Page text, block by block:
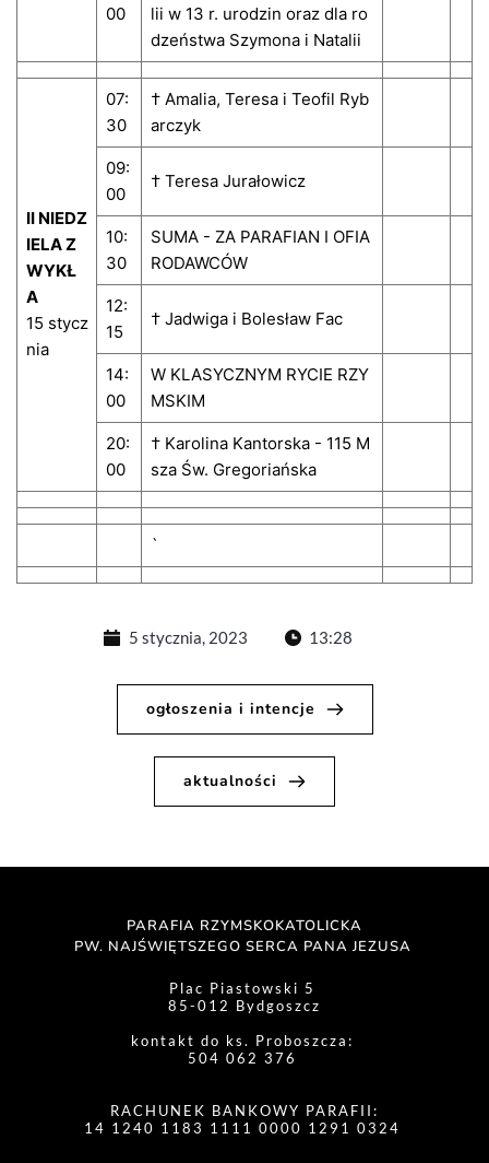
00
lii w 13 r. urodzin oraz dla ro
dzeństwa Szymona i Natalii
II NIEDZ
IELA Z
WYKŁ
A
15 stycz
nia
07:
30
† Amalia, Teresa i Teofil Ryb
arczyk
09:
00
† Teresa Jurałowicz
10:
30
SUMA - ZA PARAFIAN I OFIA
RODAWCÓW
12:
15
† Jadwiga i Bolesław Fac
14:
00
W KLASYCZNYM RYCIE RZY
MSKIM
20:
00
† Karolina Kantorska - 115 M
sza Św. Gregoriańska
`
5 stycznia, 2023 13:28
ogłoszenia i intencje
aktualności
PARAFIA RZYMSKOKATOLICKA
PW. NAJŚWIĘTSZEGO SERCA PANA JEZUSA
Plac Piastowski 5
85-012 Bydgoszcz
kontakt do ks. Proboszcza:
504 062 376
RACHUNEK BANKOWY PARAFII:
14 1240 1183 1111 0000 1291 0324